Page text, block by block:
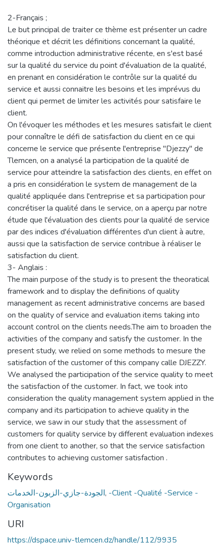
2-Français ;
Le but principal de traiter ce thème est présenter un cadre
théorique et décrit les définitions concernant la qualité,
comme introduction administrative récente, en s'est basé
sur la qualité du service du point d'évaluation de la qualité,
en prenant en considération le contrôle sur la qualité du
service et aussi connaitre les besoins et les imprévus du
client qui permet de limiter les activités pour satisfaire le
client.
On l'évoquer les méthodes et les mesures satisfait le client
pour connaître le défi de satisfaction du client en ce qui
concerne le service que présente l'entreprise "Djezzy" de
Tlemcen, on a analysé la participation de la qualité de
service pour atteindre la satisfaction des clients, en effet on
a pris en considération le system de management de la
qualité appliquée dans l'entreprise et sa participation pour
concrétiser la qualité dans le service, on a aperçu par notre
étude que l'évaluation des clients pour la qualité de service
par des indices d'évaluation différentes d'un client à autre,
aussi que la satisfaction de service contribue à réaliser le
satisfaction du client.
3- Anglais :
The main purpose of the study is to present the theoratical
framework and to display the definitions of quality
management as recent administrative concerns are based
on the quality of service and evaluation items taking into
account control on the clients needs.The aim to broaden the
activities of the company and satisfy the customer. In the
present study, we relied on some methods to mesure the
satisfaction of the customer of this company calle DJEZZY.
We analysed the participation of the service quality to meet
the satisfaction of the customer. In fact, we took into
consideration the quality management system applied in the
company and its participation to achieve quality in the
service, we saw in our study that the assessment of
customers for quality service by different evaluation indexes
from one client to another, so that the service satisfaction
contributes to achieving customer satisfaction .
Keywords
الجودة-جازي-الزبون-الخدمات, -Client -Qualité -Service -
Organisation
URI
https://dspace.univ-tlemcen.dz/handle/112/9935